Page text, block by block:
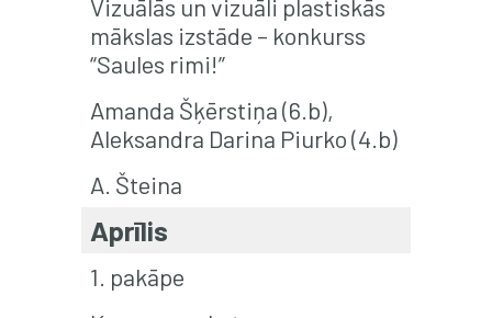
Vizuālās un vizuāli plastiskās
mākslas izstāde – konkurss
“Saules rimi!”
Amanda Šķērstiņa (6.b),
Aleksandra Darina Piurko (4.b)
A. Šteina
Aprīlis
1. pakāpe